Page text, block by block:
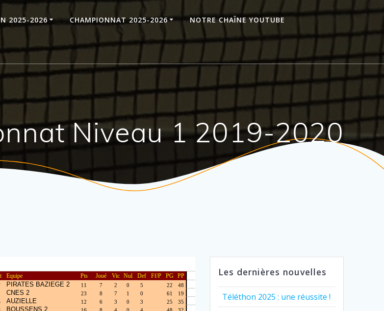
2025-2026 CHAMPIONNAT 2025-2026 NOTRE CHAÎNE YOUTUBE
Niveau 1 2019-2020
Les dernières nouvelles
Téléthon 2025 : une réussite !